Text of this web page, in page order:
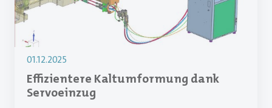
01.12.2025
Effizientere Kaltumformung dank
Servoeinzug